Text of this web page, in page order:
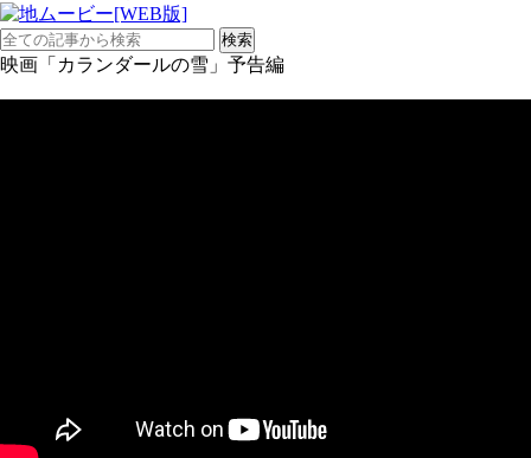
映画「カランダールの雪」予告編